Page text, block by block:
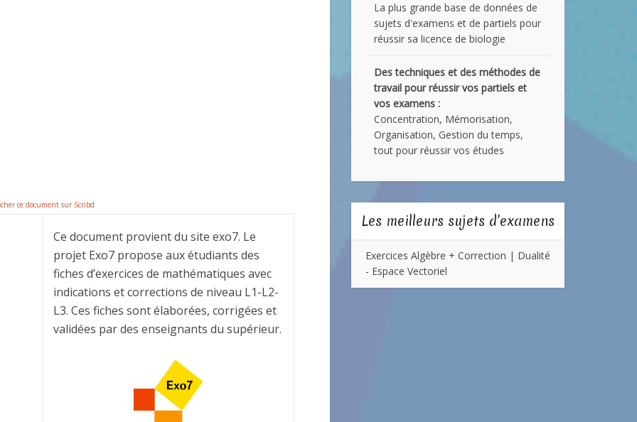
ce document sur Scribd
Ce document provient du site exo7. Le
projet Exo7 propose aux étudiants des
fiches d’exercices de mathématiques avec
indications et corrections de niveau L1-L2-
L3. Ces fiches sont élaborées, corrigées et
validées par des enseignants du supérieur.
La plus grande base de données de
sujets d'examens et de partiels pour
réussir sa licence de biologie
Des techniques et des méthodes de
travail pour réussir vos partiels et
vos examens :
Concentration, Mémorisation,
Organisation, Gestion du temps,
tout pour réussir vos études
Les meilleurs sujets d’examens
Exercices Algèbre + Correction | Dualité
- Espace Vectoriel